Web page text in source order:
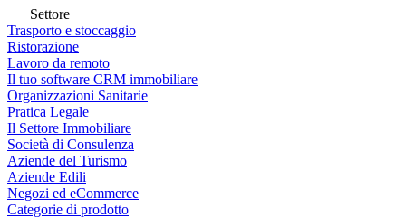
Settore
Trasporto e stoccaggio
Ristorazione
Lavoro da remoto
Il tuo software CRM immobiliare
Organizzazioni Sanitarie
Pratica Legale
Il Settore Immobiliare
Società di Consulenza
Aziende del Turismo
Aziende Edili
Negozi ed eCommerce
Categorie di prodotto